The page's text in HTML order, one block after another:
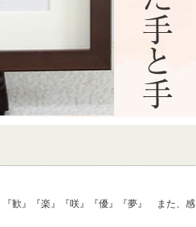
歓』『楽』『咲』『優』『夢』 また、感